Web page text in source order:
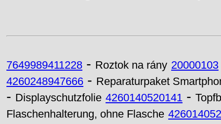
7649989411228 - Roztok na rány 20000103
4260248947666 - Reparaturpaket
- Displayschutzfolie 4260140520141 -
Flaschenhalterung, ohne Flasche